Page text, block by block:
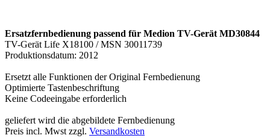
Ersatzfernbedienung passend für Medion TV-Gerät MD30844
TV-Gerät Life X18100 / MSN 30011739
Produktionsdatum: 2012
Ersetzt alle Funktionen der Original Fernbedienung
Optimierte Tastenbeschriftung
Keine Codeeingabe erforderlich
geliefert wird die abgebildete Fernbedienung
Preis incl. Mwst zzgl. Versandkosten